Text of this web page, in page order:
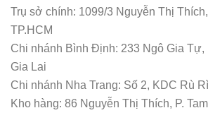
Trụ sở chính: 1099/3 Nguyễn Thị
TP.HCM
Chi nhánh Bình Định: 233 Ngô Gia Tự,
Gia Lai
Chi nhánh Nha Trang: Số 2, KDC Rù
Kho hàng: 86 Nguyễn Thị Thích, P.